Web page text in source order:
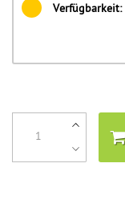
Verfügbarkeit: